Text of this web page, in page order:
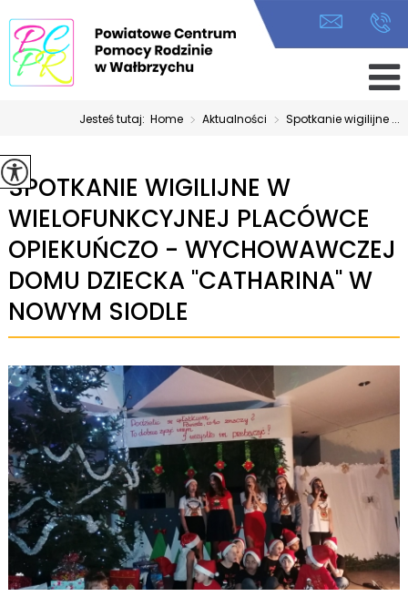
Jesteś tutaj:Home > Aktualności > Spotkanie wigilijne ...
SPOTKANIE WIGILIJNE W
WIELOFUNKCYJNEJ PLACÓWCE
OPIEKUŃCZO - WYCHOWAWCZEJ
DOMU DZIECKA ''CATHARINA'' W
NOWYM SIODLE